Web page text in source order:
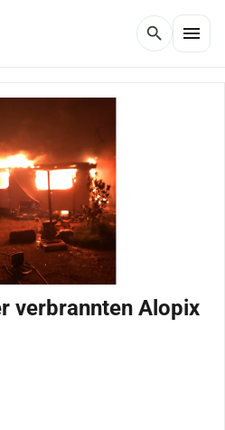
search menu
verbrannten Alopix